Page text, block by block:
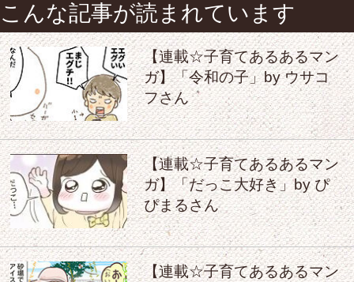
こんな記事が読まれています
【連載☆子育てあるあるマン
ガ】「令和の子」by ウサコ
フさん
【連載☆子育てあるあるマン
ガ】「だっこ大好き」by ぴ
ぴまるさん
【連載☆子育てあるあるマン